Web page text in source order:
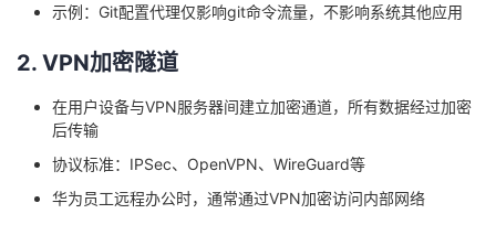
的
课
程
我
的
认
我
的
我
技
术
支
持
的
云
声
建
示例：Git配置代理仅影响git命令流量，不影响系统其他应用
2. VPN加密隧道
在用户设备与VPN服务器间建立加密通道，所有数据经过加密
后传输
协议标准：IPSec、OpenVPN、WireGuard等
华为员工远程办公时，通常通过VPN加密访问内部网络